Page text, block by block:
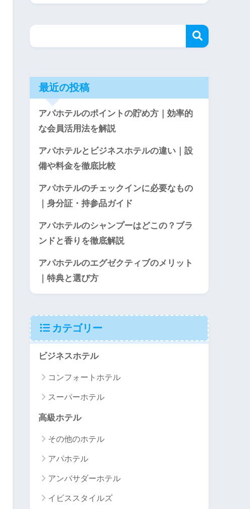
最近の投稿
アパホテルのポイントの貯め方｜効率的
な会員活用法を解説
アパホテルとビジネスホテルの違い｜設
備や料金を徹底比較
アパホテルのチェックインに必要なもの
｜身分証・持参品ガイド
アパホテルのシャンプーはどこの？ブラ
ンドと香りを徹底解説
アパホテルのエグゼクティブのメリット
｜特典と選び方
カテゴリー
ビジネスホテル
コンフォートホテル
スーパーホテル
高級ホテル
その他のホテル
アパホテル
アンバサダーホテル
イビススタイルズ